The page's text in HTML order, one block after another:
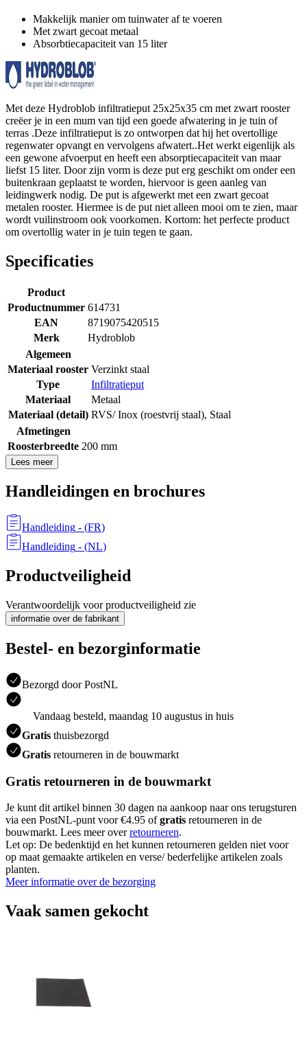
Makkelijk manier om tuinwater af te voeren
Met zwart gecoat metaal
Absorbtiecapaciteit van 15 liter
Met deze Hydroblob infiltratieput 25x25x35 cm met zwart rooster
creëer je in een mum van tijd een goede afwatering in je tuin of
terras .Deze infiltratieput is zo ontworpen dat hij het overtollige
regenwater opvangt en vervolgens afwatert..Het werkt eigenlijk als
een gewone afvoerput en heeft een absorptiecapaciteit van maar
liefst 15 liter. Door zijn vorm is deze put erg geschikt om onder een
buitenkraan geplaatst te worden, hiervoor is geen aanleg van
leidingwerk nodig. De put is afgewerkt met een zwart gecoat
metalen rooster. Hiermee is de put niet alleen mooi om te zien, maar
wordt vuilinstroom ook voorkomen. Kortom: het perfecte product
om overtollig water in je tuin tegen te gaan.
Specificaties
Product
Productnummer 614731
EAN
8719075420515
Merk
Hydroblob
Algemeen
Materiaal rooster Verzinkt staal
Type
Infiltratieput
Materiaal
Metaal
Materiaal (detail) RVS/ Inox (roestvrij staal), Staal
Afmetingen
Roosterbreedte 200 mm
Lees meer
Handleidingen en brochures
Handleiding - (FR)
Handleiding - (NL)
Productveiligheid
Verantwoordelijk voor productveiligheid zie
informatie over de fabrikant
Bestel- en bezorginformatie
Bezorgd door PostNL
Vandaag besteld, maandag 10 augustus in huis
Gratis thuisbezorgd
Gratis retourneren in de bouwmarkt
Gratis retourneren in de bouwmarkt
Je kunt dit artikel binnen 30 dagen na aankoop naar ons terugsturen
via een PostNL-punt voor €4.95 ofgratis retourneren in de
bouwmarkt. Lees meer overretourneren.
Let op: De bedenktijd en het kunnen retourneren gelden niet voor
op maat gemaakte artikelen en verse/ bederfelijke artikelen zoals
planten.
Meer informatie over de bezorging
Vaak samen gekocht